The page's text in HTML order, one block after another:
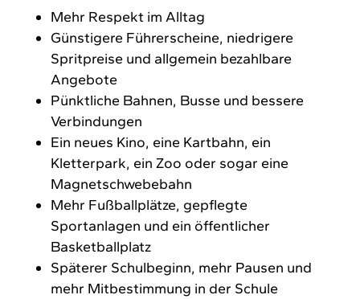
Mehr Respekt im Alltag
Günstigere Führerscheine, niedrigere
Spritpreise und allgemein bezahlbare
Angebote
Pünktliche Bahnen, Busse und bessere
Verbindungen
Ein neues Kino, eine Kartbahn, ein
Kletterpark, ein Zoo oder sogar eine
Magnetschwebebahn
Mehr Fußballplätze, gepflegte
Sportanlagen und ein öffentlicher
Basketballplatz
Späterer Schulbeginn, mehr Pausen und
mehr Mitbestimmung in der Schule